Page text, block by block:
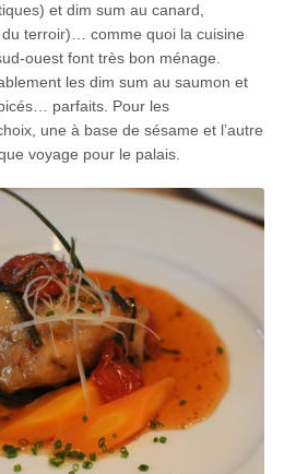
et dim sum au canard,
terroir)… comme quoi la cuisine
ouest font très bon ménage.
les dim sum au saumon et
parfaits. Pour les
une à base de sésame et l’autre
voyage pour le palais.